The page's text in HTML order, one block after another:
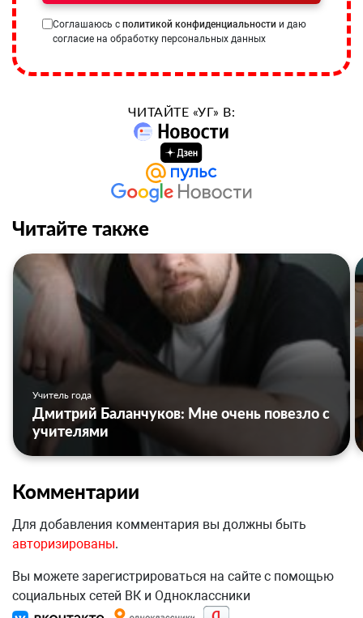
Соглашаюсь с политикой конфиденциальности и даю
согласие на обработку персональных данных
ЧИТАЙТЕ «УГ» В:
Читайте также
Учитель года
Дмитрий Баланчуков: Мне очень повезло с
учителями
Комментарии
Для добавления комментария вы должны быть
авторизированы.
Вы можете зарегистрироваться на сайте с помощью
социальных сетей ВК и Одноклассники